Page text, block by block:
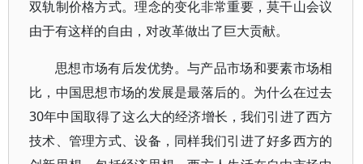
双轨制价格方式。理念的变化非常重要，莫干山会议
由于有这样的自由，对改革做出了巨大贡献。
思想市场有后发优势。与产品市场和要素市场相
比，中国思想市场的发展是最落后的。为什么在过去
30年中国取得了这么大的经济增长，我们引进了西方
技术、管理方式、设备，同样我们引进了好多西方的